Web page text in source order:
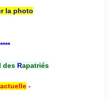
la photo
desRapatriés
-